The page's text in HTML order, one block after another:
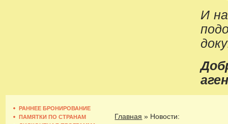
И
РАННЕЕ БРОНИРОВАНИЕ
ПАМЯТКИ ПО СТРАНАМ
Главная » Новости: